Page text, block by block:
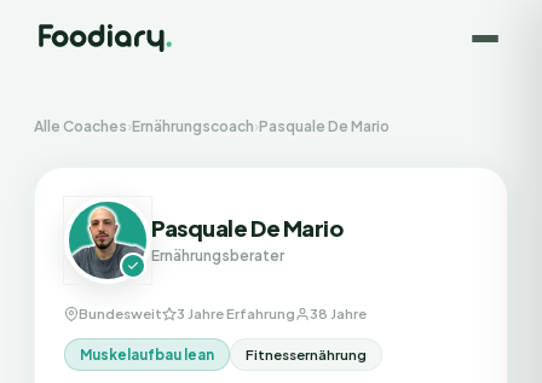
Alle Coaches›Ernährungscoach›Pasquale De Mario
Pasquale De Mario
Ernährungsberater
Bundesweit 3 Jahre Erfahrung 38 Jahre
Muskelaufbau lean Fitnessernährung